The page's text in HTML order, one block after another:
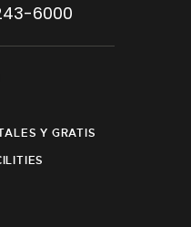
6000
Y GRATIS